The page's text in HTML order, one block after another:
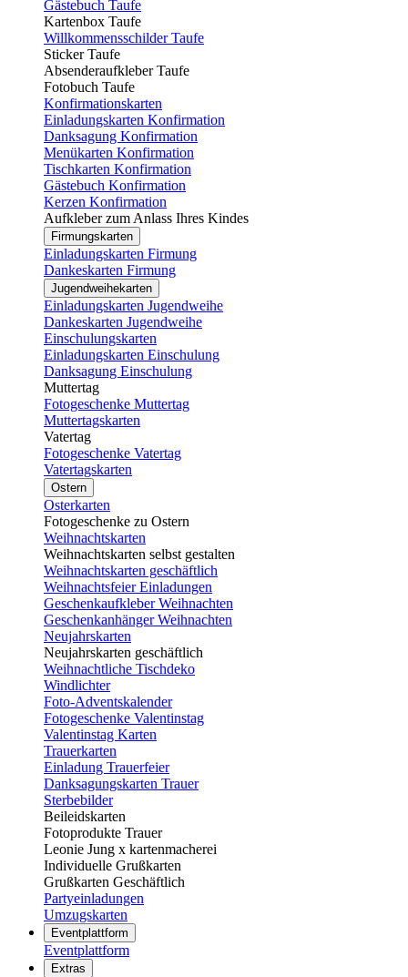
Gästebuch Taufe
Kartenbox Taufe
Willkommensschilder Taufe
Sticker Taufe
Absenderaufkleber Taufe
Fotobuch Taufe
Konfirmationskarten
Einladungskarten Konfirmation
Danksagung Konfirmation
Menükarten Konfirmation
Tischkarten Konfirmation
Gästebuch Konfirmation
Kerzen Konfirmation
Aufkleber zum Anlass Ihres Kindes
Firmungskarten
Einladungskarten Firmung
Dankeskarten Firmung
Jugendweihekarten
Einladungskarten Jugendweihe
Dankeskarten Jugendweihe
Einschulungskarten
Einladungskarten Einschulung
Danksagung Einschulung
Muttertag
Fotogeschenke Muttertag
Muttertagskarten
Vatertag
Fotogeschenke Vatertag
Vatertagskarten
Ostern
Osterkarten
Fotogeschenke zu Ostern
Weihnachtskarten
Weihnachtskarten selbst gestalten
Weihnachtskarten geschäftlich
Weihnachtsfeier Einladungen
Geschenkaufkleber Weihnachten
Geschenkanhänger Weihnachten
Neujahrskarten
Neujahrskarten geschäftlich
Weihnachtliche Tischdeko
Windlichter
Foto-Adventskalender
Fotogeschenke Valentinstag
Valentinstag Karten
Trauerkarten
Einladung Trauerfeier
Danksagungskarten Trauer
Sterbebilder
Beileidskarten
Fotoprodukte Trauer
Leonie Jung x kartenmacherei
Individuelle Grußkarten
Grußkarten Geschäftlich
Partyeinladungen
Umzugskarten
Eventplattform
Eventplattform
Extras